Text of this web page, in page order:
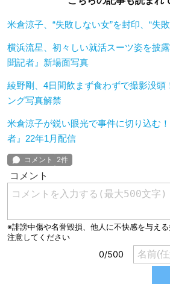
米倉涼子、“失敗しない女”を封印、“失
横浜流星、初々しい就活スーツ姿を披
聞記者』新場面写真
綾野剛、4日間飲まず食わずで撮影没頭
ング写真解禁
米倉涼子が鋭い眼光で事件に切り込む
者』22年1月配信